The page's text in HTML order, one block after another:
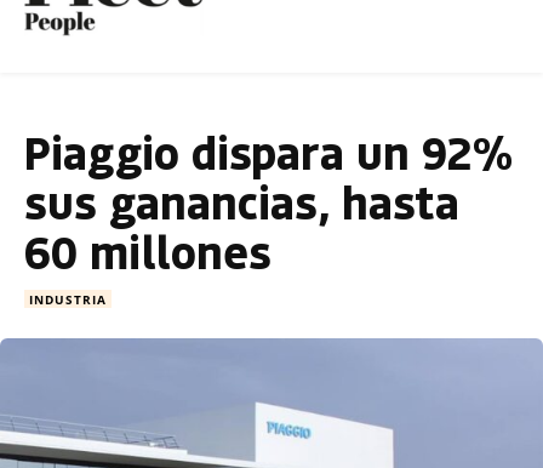
Piaggio dispara un 92%
sus ganancias, hasta
60 millones
INDUSTRIA